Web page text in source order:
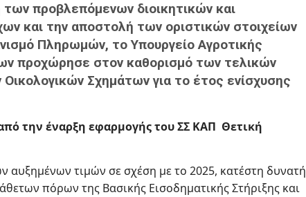
προβλεπόμενων διοικητικών και
και την αποστολή των οριστικών στοιχείων
Πληρωμών, το Υπουργείο Αγροτικής
προχώρησε στον καθορισμό των τελικών
Σχημάτων για το έτος ενίσχυσης
την έναρξη εφαρμογής του ΣΣ ΚΑΠ Θετική
αυξημένων τιμών σε σχέση με το 2025, κατέστη δυνατή
πόρων της Βασικής Εισοδηματικής Στήριξης και